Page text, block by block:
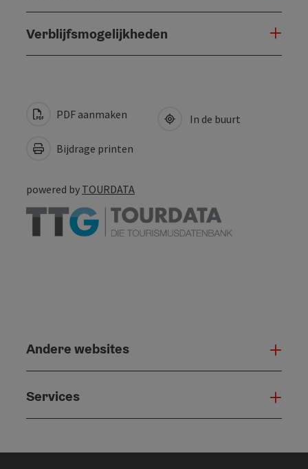
Verblijfsmogelijkheden
PDF aanmaken
Bijdrage printen
In de buurt
powered by TOURDATA
Andere websites
Services